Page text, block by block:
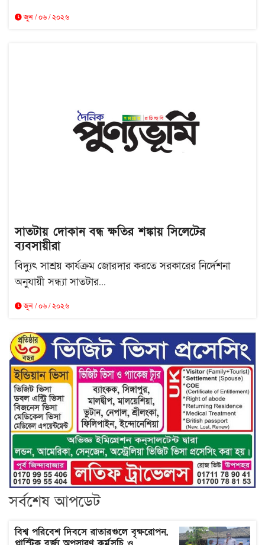
জুন / ০৬ / ২০২৬
সাতটায় দোকান বন্ধ ক্ষতির শঙ্কায় সিলেটের
ব্যবসায়ীরা
বিদ্যুৎ সাশ্রয় কার্যক্রম জোরদার করতে সরকারের নির্দেশনা
অনুযায়ী সন্ধ্যা সাতটার...
জুন / ০৬ / ২০২৬
সর্বশেষ আপডেট
বিশ্ব পরিবেশ দিবসে রাতারগুলে বৃক্ষরোপন,